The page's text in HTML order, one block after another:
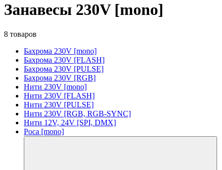
Занавесы 230V [mono]
8 товаров
Бахрома 230V [mono]
Бахрома 230V [FLASH]
Бахрома 230V [PULSE]
Бахрома 230V [RGB]
Нити 230V [mono]
Нити 230V [FLASH]
Нити 230V [PULSE]
Нити 230V [RGB, RGB-SYNC]
Нити 12V, 24V [SPI, DMX]
Роса [mono]